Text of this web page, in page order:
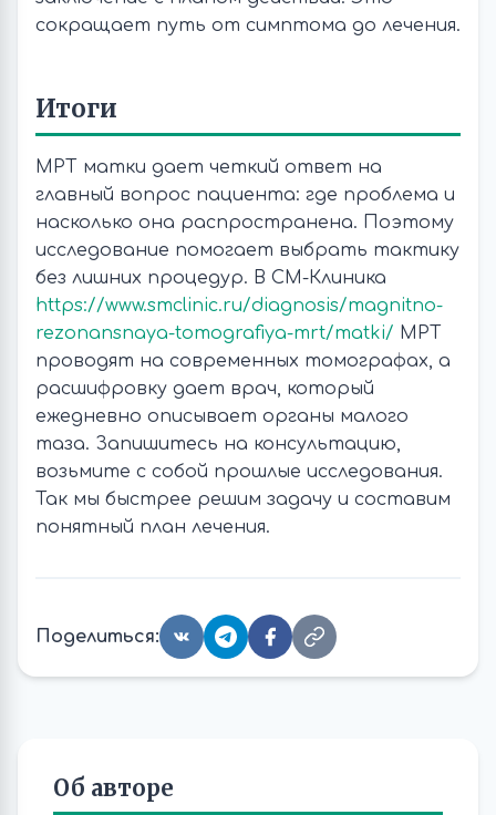
сокращает путь от симптома до лечения.
Итоги
МРТ матки дает четкий ответ на
главный вопрос пациента: где проблема и
насколько она распространена. Поэтому
исследование помогает выбрать тактику
без лишних процедур. В СМ-Клиника
https://www.smclinic.ru/diagnosis/magnitno-
rezonansnaya-tomografiya-mrt/matki/ МРТ
проводят на современных томографах, а
расшифровку дает врач, который
ежедневно описывает органы малого
таза. Запишитесь на консультацию,
возьмите с собой прошлые исследования.
Так мы быстрее решим задачу и составим
понятный план лечения.
Поделиться:
Об авторе